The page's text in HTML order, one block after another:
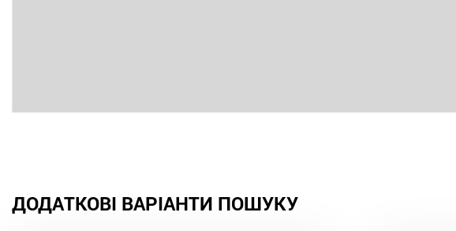
ДОДАТКОВІ ВАРІАНТИ ПОШУКУ